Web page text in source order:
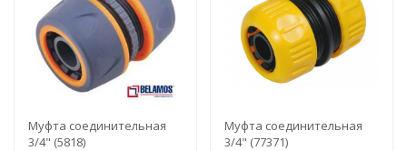
Муфта соединительная
3/4" (5818)
Муфта соединительная
3/4" (77371)